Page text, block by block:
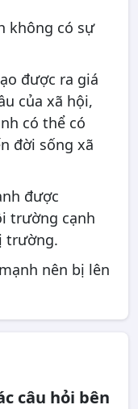
không có sự
được ra giá
của xã hội,
có thể có
đời sống xã
được
trường cạnh
trường.
nên bị lên
câu hỏi bên